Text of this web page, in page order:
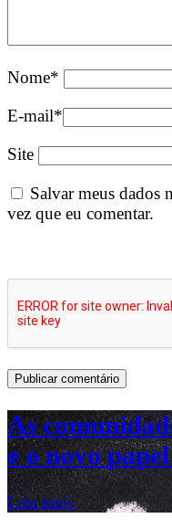
Nome*
E-mail*
Site
Salvar meus dados
vez que eu comentar.
As
e o novo
Leia mais